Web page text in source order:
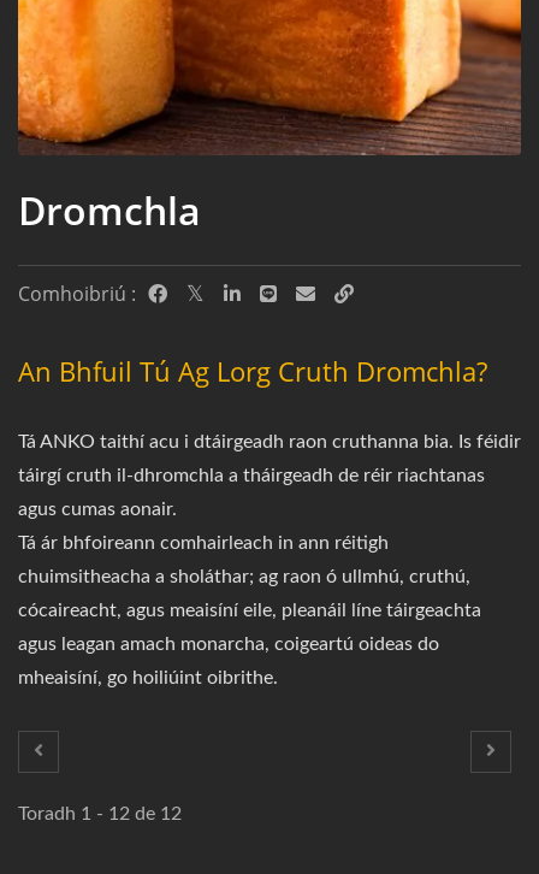
Dromchla
Comhoibriú :
An Bhfuil Tú Ag Lorg Cruth Dromchla?
Tá ANKO taithí acu i dtáirgeadh raon cruthanna bia. Is féidir
táirgí cruth il-dhromchla a tháirgeadh de réir riachtanas
agus cumas aonair.
Tá ár bhfoireann comhairleach in ann réitigh
chuimsitheacha a sholáthar; ag raon ó ullmhú, cruthú,
cócaireacht, agus meaisíní eile, pleanáil líne táirgeachta
agus leagan amach monarcha, coigeartú oideas do
mheaisíní, go hoiliúint oibrithe.
Toradh 1 - 12 de 12